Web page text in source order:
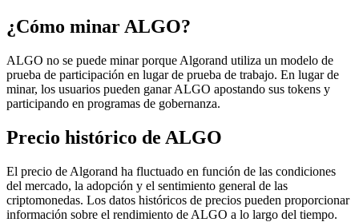
¿Cómo minar ALGO?
ALGO no se puede minar porque Algorand utiliza un modelo de
prueba de participación en lugar de prueba de trabajo. En lugar de
minar, los usuarios pueden ganar ALGO apostando sus tokens y
participando en programas de gobernanza.
Precio histórico de ALGO
El precio de Algorand ha fluctuado en función de las condiciones
del mercado, la adopción y el sentimiento general de las
criptomonedas. Los datos históricos de precios pueden proporcionar
información sobre el rendimiento de ALGO a lo largo del tiempo.